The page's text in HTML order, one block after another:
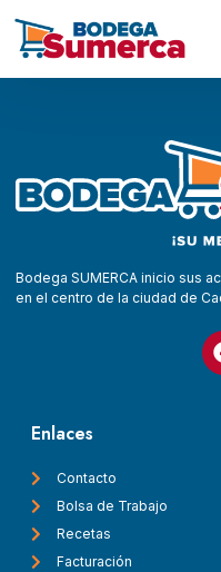
Bodega SUMERCA inicio sus
en el centro de la ciudad de
Enlaces
Contacto
Bolsa de Trabajo
Recetas
Facturación